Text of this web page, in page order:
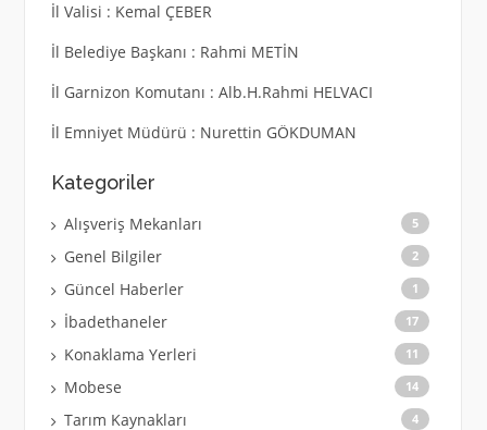
İl Valisi : Kemal ÇEBER
İl Belediye Başkanı : Rahmi METİN
İl Garnizon Komutanı : Alb.H.Rahmi HELVACI
İl Emniyet Müdürü : Nurettin GÖKDUMAN
Kategoriler
Alışveriş Mekanları 5
Genel Bilgiler 2
Güncel Haberler 1
İbadethaneler 17
Konaklama Yerleri 11
Mobese 14
Tarım Kaynakları 4